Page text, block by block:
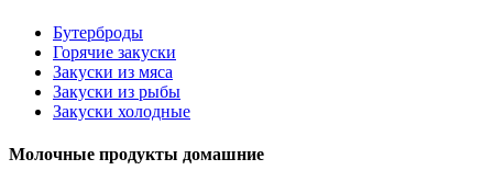
Бутерброды
Горячие закуски
Закуски из мяса
Закуски из рыбы
Закуски холодные
Молочные продукты домашние